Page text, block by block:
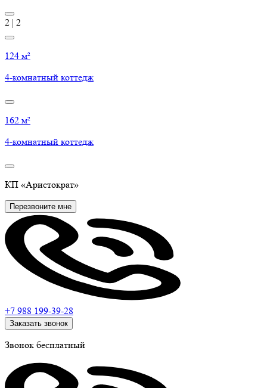
2 | 2
124 м²
4-комнатный коттедж
162 м²
4-комнатный коттедж
КП «Аристократ»
Перезвоните мне
+7 988 199-39-28
Заказать звонок
Звонок бесплатный